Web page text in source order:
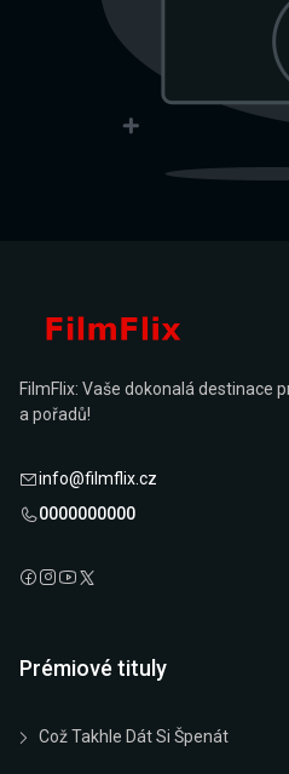
FilmFlix: Vaše dokonalá destinace
a pořadů!
info@filmflix.cz
0000000000
Prémiové tituly
Což Takhle Dát Si Špenát